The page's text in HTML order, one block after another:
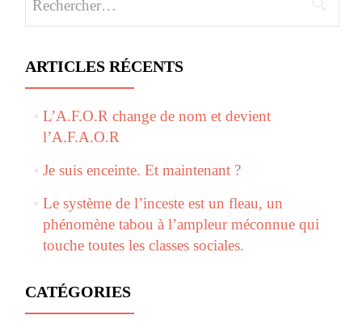
ARTICLES RÉCENTS
L’A.F.O.R change de nom et devient
l’A.F.A.O.R
Je suis enceinte. Et maintenant ?
Le système de l’inceste est un fleau, un
phénomène tabou à l’ampleur méconnue qui
touche toutes les classes sociales.
CATÉGORIES